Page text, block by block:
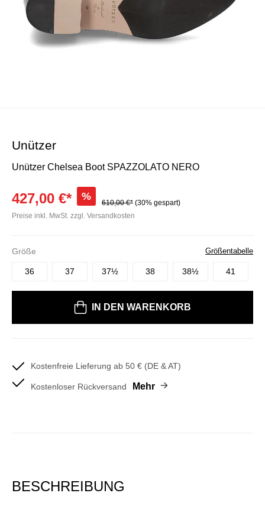
Unützer
Unützer Chelsea Boot SPAZZOLATO NERO
427,00 €* %
610,00 €* (30% gespart)
Preise inkl. MwSt. zzgl. Versandkosten
Größe Größentabelle
36 37 37½ 38 38½ 41
IN DEN WARENKORB
Kostenfreie Lieferung ab 50 € (DE & AT)
Kostenloser Rückversand Mehr
BESCHREIBUNG